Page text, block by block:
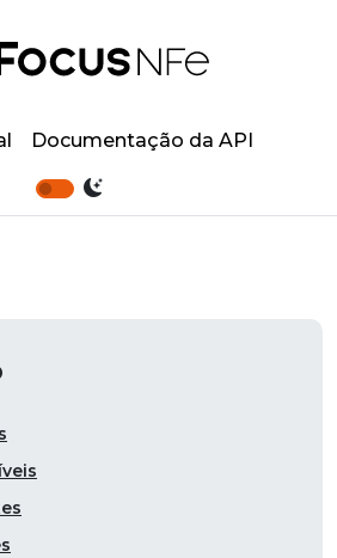
Documentação da API